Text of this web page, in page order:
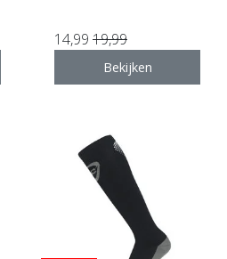
14,99 19,99
Bekijken